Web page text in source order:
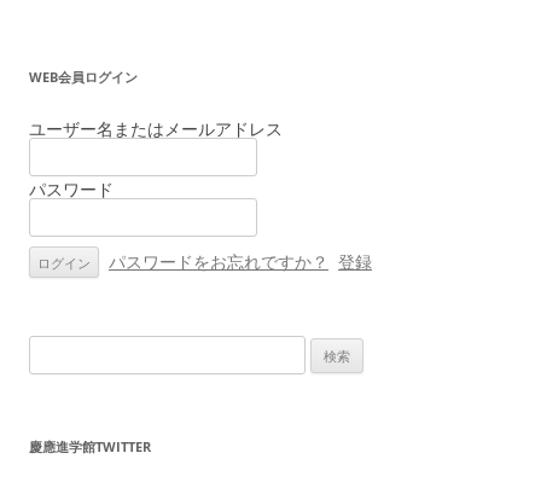
ゲ
ー
ョ
WEB会員ログイン
ユーザー名またはメールアドレス
パスワード
パスワードをお忘れですか？ 登録
索:
慶應進学館TWITTER